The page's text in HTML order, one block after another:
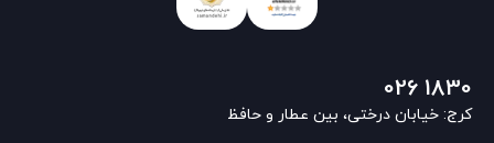
026 1830
کرج: خیابان درختی، بین عطار و حافظ